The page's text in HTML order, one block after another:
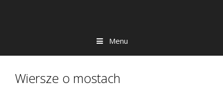
Menu
Wiersze o mostach